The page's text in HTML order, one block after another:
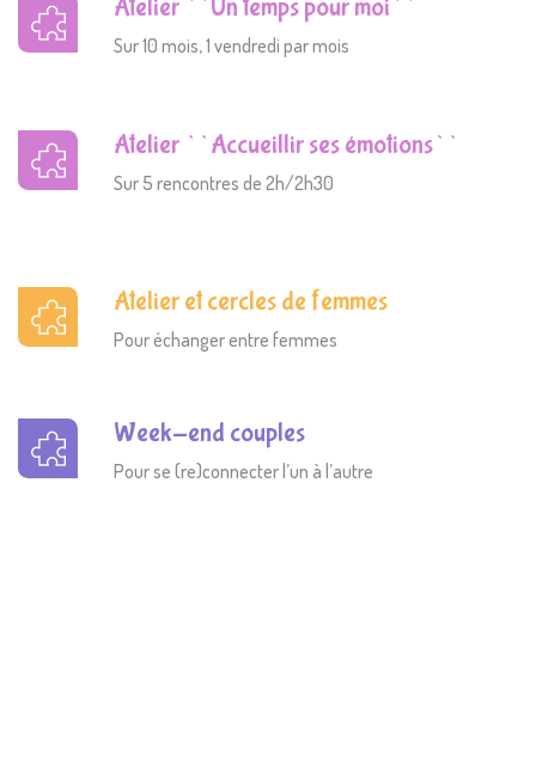
Atelier ``Un temps pour moi``
Sur 10 mois, 1 vendredi par mois
Atelier ``Accueillir ses émotions``
Sur 5 rencontres de 2h/2h30
Atelier et cercles de femmes
Pour échanger entre femmes
Week-end couples
Pour se (re)connecter l’un à l’autre